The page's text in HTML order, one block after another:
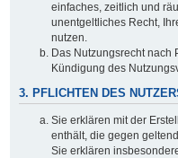
einfaches, zeitlich und
unentgeltliches Recht,
nutzen.
Das Nutzungsrecht nach
Kündigung des
3. PFLICHTEN DES
Sie erklären mit der
enthält, die gegen
Sie erklären